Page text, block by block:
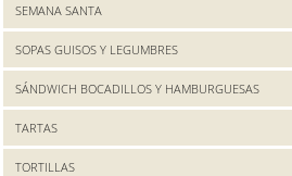
SEMANA SANTA
SOPAS GUISOS Y LEGUMBRES
SÁNDWICH BOCADILLOS Y HAMBURGUESAS
TARTAS
TORTILLAS